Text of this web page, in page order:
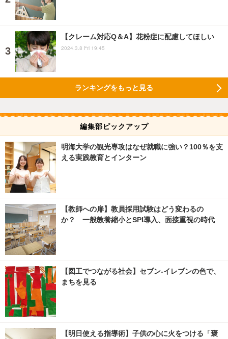
【クレーム対応Q＆A】花粉症に配慮してほしい
2024.3.8 Fri 19:45
ランキングをもっと見る
編集部ピックアップ
明海大学の観光専攻はなぜ就職に強い？100％を支
える実践教育とインターン
【教師への扉】教員採用試験はどう変わるの
か？ 一般教養縮小とSPI導入、面接重視の時代
【図工でつながる社会】セブン‐イレブンの色で、
まちを見る
【明日使える指導術】子供の心に火をつける「褒